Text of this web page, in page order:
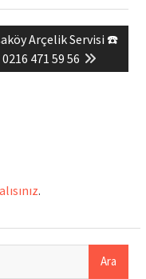
Arçelik Servisi ☎️
0216 471 59 56
.